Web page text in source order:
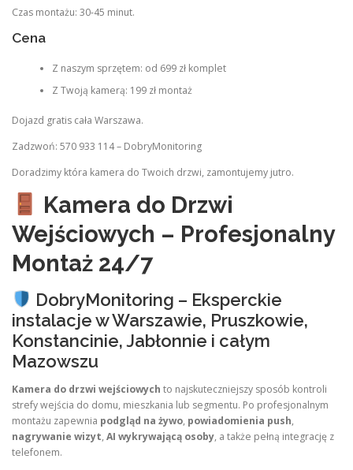
Czas montażu: 30-45 minut.
Cena
Z naszym sprzętem: od 699 zł komplet
Z Twoją kamerą: 199 zł montaż
Dojazd gratis cała Warszawa.
Zadzwoń: 570 933 114 – DobryMonitoring
Doradzimy która kamera do Twoich drzwi, zamontujemy jutro.
Kamera do Drzwi
Wejściowych – Profesjonalny
Montaż 24/7
DobryMonitoring – Eksperckie
instalacje w Warszawie, Pruszkowie,
Konstancinie, Jabłonnie i całym
Mazowszu
Kamera do drzwi wejściowych to najskuteczniejszy sposób kontroli
strefy wejścia do domu, mieszkania lub segmentu. Po profesjonalnym
montażu zapewnia podgląd na żywo, powiadomienia push,
nagrywanie wizyt, AI wykrywającą osoby, a także pełną integrację z
telefonem.